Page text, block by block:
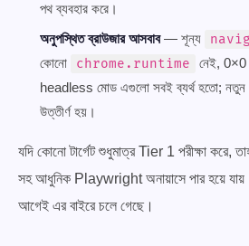
পথ ব্যবহার করে।
অনুপস্থিত ব্রাউজার আসবাব— শূন্য
কোনো
chrome.runtime
নেই,
headless মোড এগুলো সবই ব্যর্থ হতো; নতুন
উত্তীর্ণ হয়।
যদি কোনো টার্গেট শুধুমাত্র Tier 1 পরীক্ষা করে,
সহ আধুনিক Playwright অনায়াসে পার হয়ে
আগেই এর বাইরে চলে গেছে।